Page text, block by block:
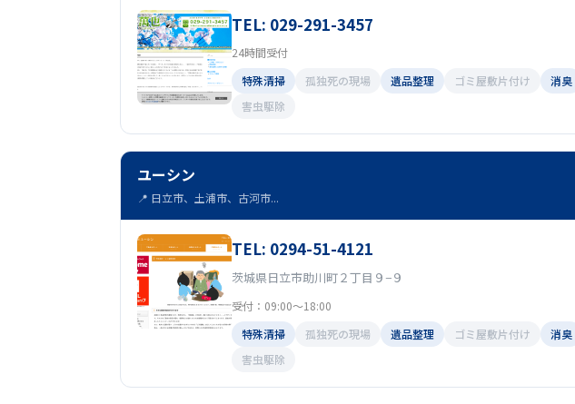
TEL: 029-291-3457
24時間受付
特殊清掃
孤独死の現場 遺品整理 ゴミ屋敷片付け
消臭
害虫駆除
ユーシン
📍 日立市、土浦市、古河市...
TEL: 0294-51-4121
茨城県日立市助川町２丁目９−９
受付：09:00〜18:00
特殊清掃
孤独死の現場 遺品整理 ゴミ屋敷片付け
消臭
害虫駆除